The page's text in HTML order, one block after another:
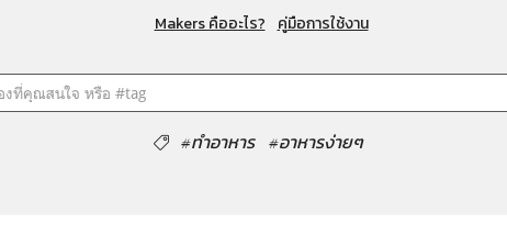
Makers คืออะไร? คู่มือการใช้งาน
#ทำอาหาร #อาหารง่ายๆ